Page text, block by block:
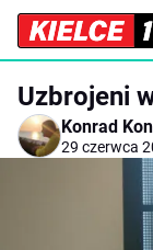
Uzbrojeni
Konrad
29 czerwca